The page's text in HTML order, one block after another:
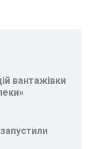
вантажівки